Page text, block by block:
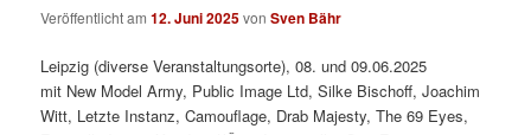
Veröffentlicht am12. Juni 2025vonSven Bähr
Leipzig (diverse Veranstaltungsorte), 08. und 09.06.2025
mit New Model Army, Public Image Ltd, Silke Bischoff, Joachim
Witt, Letzte Instanz, Camouflage, Drab Majesty, The 69 Eyes,